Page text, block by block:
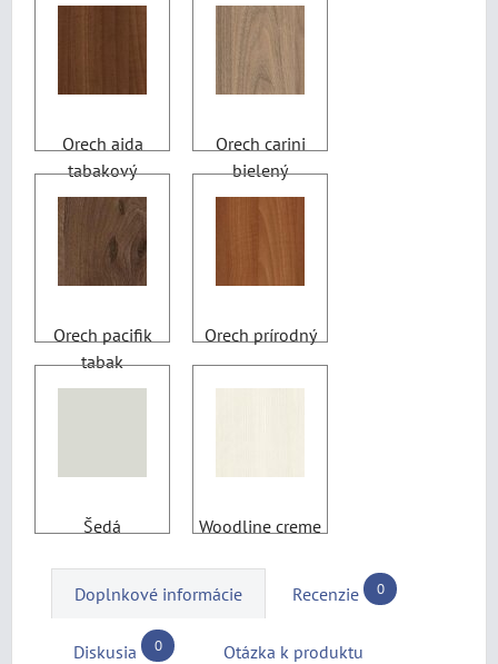
Orech aida
tabakový
Orech carini
bielený
Orech pacifik
tabak
Orech prírodný
Šedá Woodline creme
Doplnkové informácie Recenzie 0
Diskusia 0 Otázka k produktu